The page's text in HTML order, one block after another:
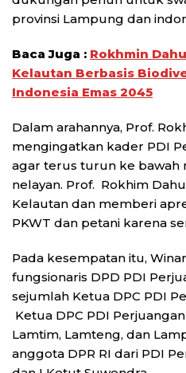
provinsi Lampung dan
Baca Juga : Rokhmin
Kelautan Berbasis
Indonesia Emas 2045
Dalam arahannya, Prof.
mengingatkan kader PDI
agar terus turun ke bawah
nelayan. Prof. Rokhim
Kelautan dan memberi
PKWT dan petani karena
Pada kesempatan itu,
fungsionaris DPD PDI
sejumlah Ketua DPC PDI
Ketua DPC PDI
Lamtim, Lamteng, dan
anggota DPR RI dari PDI